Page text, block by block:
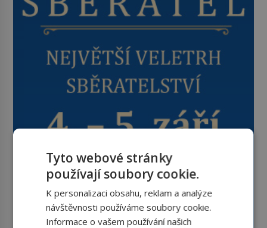
Tyto webové stránky
používají soubory cookie.
K personalizaci obsahu, reklam a analýze
návštěvnosti používáme soubory cookie.
Informace o vašem používání našich